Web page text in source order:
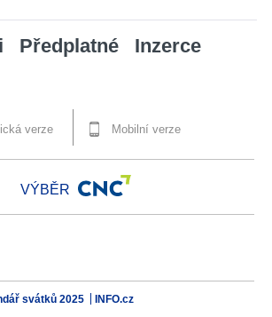
Předplatné Inzerce
verze Mobilní verze
VÝBĚR
svátků 2025 INFO.cz